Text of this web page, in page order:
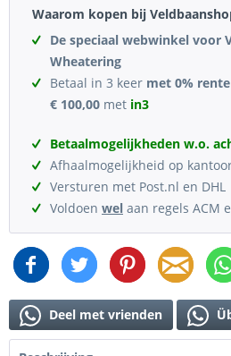
Waarom kopen bij
De speciaal webwinkel voor
Wheatering
Betaal in 3 keer met 0%
€ 100,00 met in3
Betaalmogelijkheden w.o.
Afhaalmogelijkheid op
Versturen met Post.nl en DHL
Voldoen wel aan regels ACM
Deel met vrienden